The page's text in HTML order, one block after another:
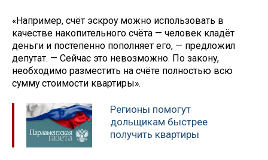
«Например, счёт эскроу можно использовать в
качестве накопительного счёта — человек кладёт
деньги и постепенно пополняет его, — предложил
депутат. — Сейчас это невозможно. По закону,
необходимо разместить на счёте полностью всю
сумму стоимости квартиры».
Регионы помогут
дольщикам быстрее
получить квартиры